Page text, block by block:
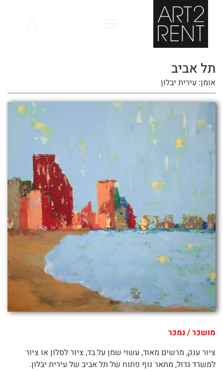
תל אביב
אומן: עירית יבלון
מושכר / נמכר
ציור ענק, מרשים מאוד, עשוי שמן על בד, ציור לסלון או ציור
למשרד גדול, מתאר נוף פתוח של תל אביב של עירית יבלון.